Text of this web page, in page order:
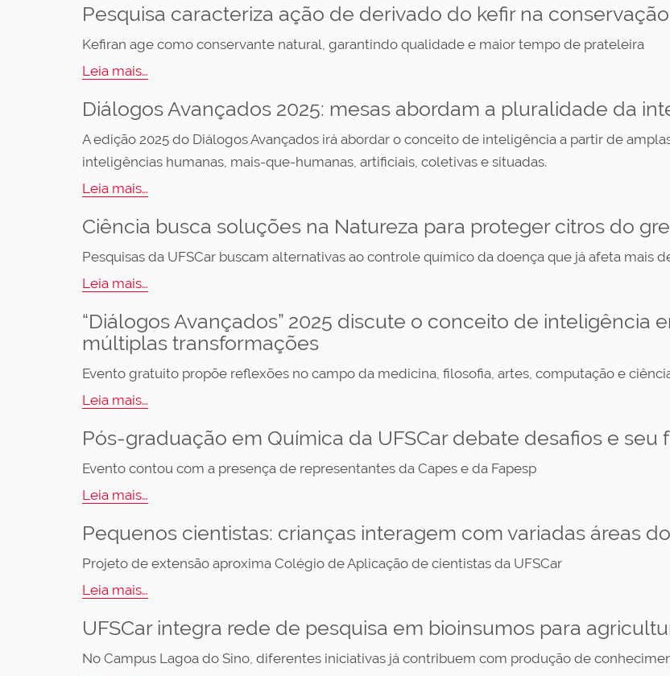
Pesquisa caracteriza ação de derivado do kefir na
Kefiran age como conservante natural, garantindo qualidade e maior tempo de prateleira
Leia mais…
Diálogos Avançados 2025: mesas abordam a pluralidade da
A edição 2025 do Diálogos Avançados irá abordar o conceito de inteligência a partir de
inteligências humanas, mais-que-humanas, artificiais, coletivas e situadas.
Leia mais…
Ciência busca soluções na Natureza para proteger citros do
Pesquisas da UFSCar buscam alternativas ao controle químico da doença que já afeta mais
Leia mais…
“Diálogos Avançados” 2025 discute o conceito de inteligência
múltiplas transformações
Evento gratuito propõe reflexões no campo da medicina, filosofia, artes, computação e
Leia mais…
Pós-graduação em Química da UFSCar debate desafios e seu
Evento contou com a presença de representantes da Capes e da Fapesp
Leia mais…
Pequenos cientistas: crianças interagem com variadas áreas
Projeto de extensão aproxima Colégio de Aplicação de cientistas da UFSCar
Leia mais…
UFSCar integra rede de pesquisa em bioinsumos para
No Campus Lagoa do Sino, diferentes iniciativas já contribuem com produção de